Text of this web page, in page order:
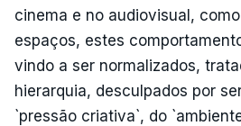
cinema e no audiovisual,
espaços, estes
vindo a ser normalizados,
hierarquia, desculpados por
`pressão criativa`, do